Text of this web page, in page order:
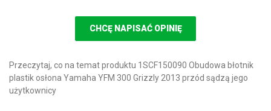
CHCĘ NAPISAĆ OPINIĘ
Przeczytaj, co na temat produktu 1SCF150090 Obudowa błotnik
plastik osłona Yamaha YFM 300 Grizzly 2013 przód sądzą jego
użytkownicy